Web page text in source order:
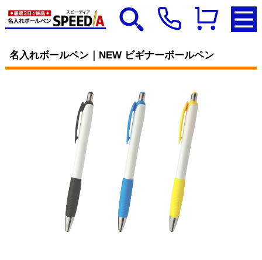
名入れボールペン｜NEW ビギナーボールペン